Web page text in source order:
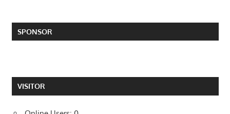
SPONSOR
VISITOR